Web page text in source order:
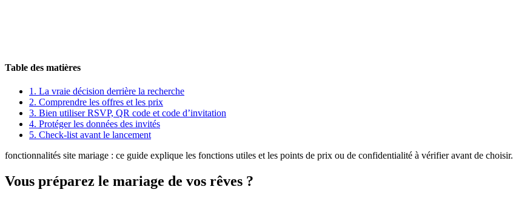
Table des matières
1. La vraie décision derrière la recherche
2. Comprendre les offres et les prix
3. Bien utiliser RSVP, QR code et code d’invitation
4. Protéger les données des invités
5. Check-list avant le lancement
fonctionnalités site mariage : ce guide explique les fonctions utiles et les points de prix ou de confidentialité à vérifier avant de choisir.
Vous préparez le mariage de vos rêves ?